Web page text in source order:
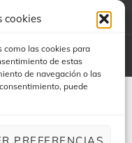
cookies
como las cookies para
de estas
de navegación o las
puede
PREFERENCIAS